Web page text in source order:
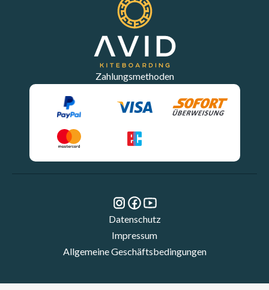
Zahlungsmethoden
Datenschutz
Impressum
Allgemeine Geschäftsbedingungen